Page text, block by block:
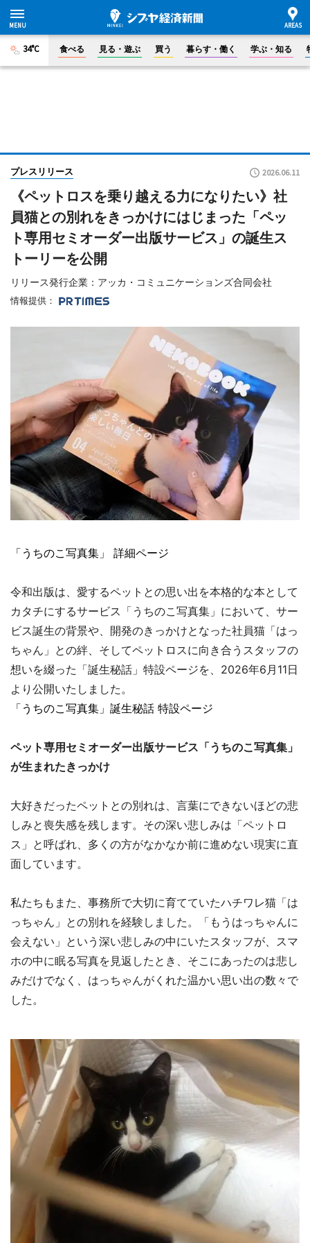
34°C 食べる 見る・遊ぶ 買う 暮らす・働く 学ぶ・知る
プレスリリース 2026.06.11
《ペットロスを乗り越える力になりたい》社
員猫との別れをきっかけにはじまった「ペッ
ト専用セミオーダー出版サービス」の誕生ス
トーリーを公開
リリース発行企業：アッカ・コミュニケーションズ合同会社
情報提供：
「うちのこ写真集」 詳細ページ
令和出版は、愛するペットとの思い出を本格的な本として
カタチにするサービス「うちのこ写真集」において、サー
ビス誕生の背景や、開発のきっかけとなった社員猫「はっ
ちゃん」との絆、そしてペットロスに向き合うスタッフの
想いを綴った「誕生秘話」特設ページを、2026年6月11日
より公開いたしました。
「うちのこ写真集」誕生秘話 特設ページ
ペット専用セミオーダー出版サービス「うちのこ写真集」
が生まれたきっかけ
大好きだったペットとの別れは、言葉にできないほどの悲
しみと喪失感を残します。その深い悲しみは「ペットロ
ス」と呼ばれ、多くの方がなかなか前に進めない現実に直
面しています。
私たちもまた、事務所で大切に育てていたハチワレ猫「は
っちゃん」との別れを経験しました。「もうはっちゃんに
会えない」という深い悲しみの中にいたスタッフが、スマ
ホの中に眠る写真を見返したとき、そこにあったのは悲し
みだけでなく、はっちゃんがくれた温かい思い出の数々で
した。